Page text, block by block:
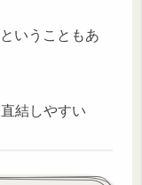
いうこともあ
結しやすい